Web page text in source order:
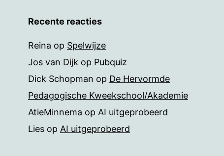
Recente reacties
Reina op Spelwijze
Jos van Dijk op Pubquiz
Dick Schopman op De Hervormde
Pedagogische Kweekschool/Akademie
AtieMinnema op AI uitgeprobeerd
Lies op AI uitgeprobeerd